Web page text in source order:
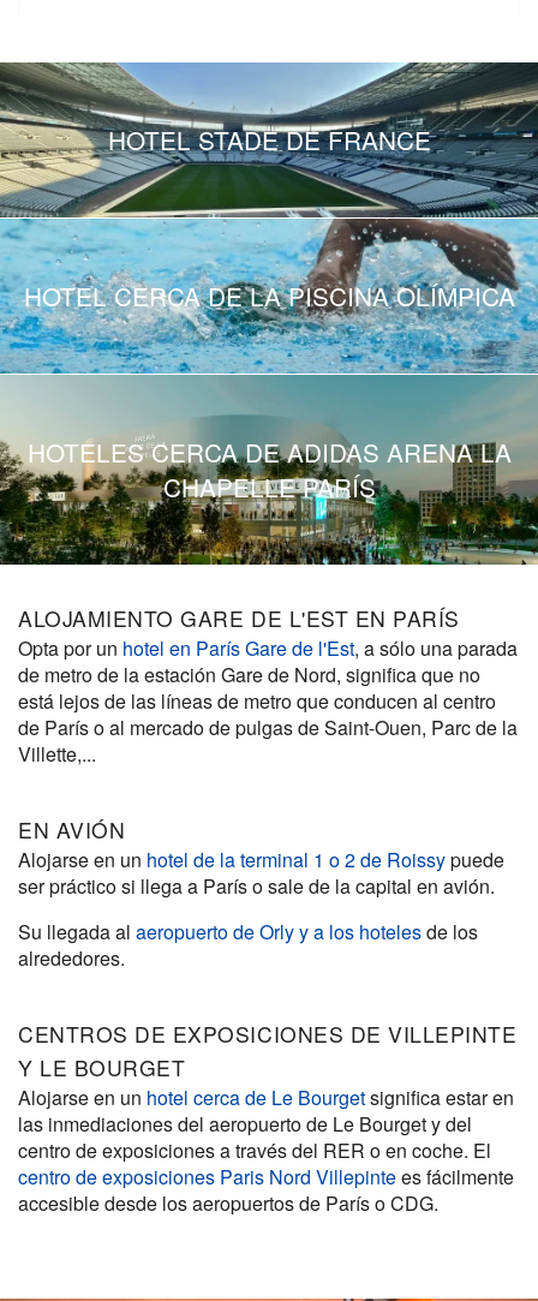
HOTEL STADE DE FRANCE
HOTEL CERCA DE LA PISCINA OLÍMPICA
HOTELES CERCA DE ADIDAS ARENA LA
CHAPELLE PARÍS
ALOJAMIENTO GARE DE L'EST EN PARÍS
Opta por un hotel en París Gare de l'Est, a sólo una parada
de metro de la estación Gare de Nord, significa que no
está lejos de las líneas de metro que conducen al centro
de París o al mercado de pulgas de Saint-Ouen, Parc de la
Villette,...
EN AVIÓN
Alojarse en un hotel de la terminal 1 o 2 de Roissypuede
ser práctico si llega a París o sale de la capital en avión.
Su llegada al aeropuerto de Orly y a los hotelesde los
alrededores.
CENTROS DE EXPOSICIONES DE VILLEPINTE
Y LE BOURGET
Alojarse en un hotel cerca de Le Bourgetsignifica estar en
las inmediaciones del aeropuerto de Le Bourget y del
centro de exposiciones a través del RER o en coche. El
centro de exposiciones Paris Nord Villepintees fácilmente
accesible desde los aeropuertos de París o CDG.